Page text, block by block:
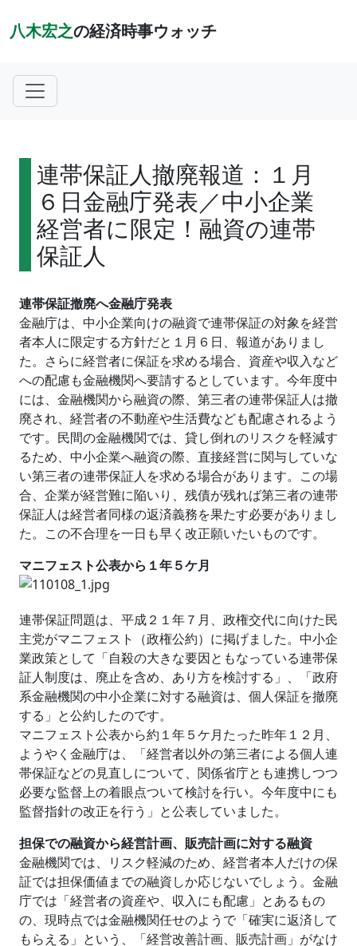
八木宏之の経済時事ウォッチ
連帯保証人撤廃報道：１月
６日金融庁発表／中小企業
経営者に限定！融資の連帯
保証人
連帯保証撤廃へ金融庁発表
金融庁は、中小企業向けの融資で連帯保証の対象を経営
者本人に限定する方針だと１月６日、報道がありまし
た。さらに経営者に保証を求める場合、資産や収入など
への配慮も金融機関へ要請するとしています。今年度中
には、金融機関から融資の際、第三者の連帯保証人は撤
廃され、経営者の不動産や生活費なども配慮されるよう
です。民間の金融機関では、貸し倒れのリスクを軽減す
るため、中小企業へ融資の際、直接経営に関与していな
い第三者の連帯保証人を求める場合があります。この場
合、企業が経営難に陥いり、残債が残れば第三者の連帯
保証人は経営者同様の返済義務を果たす必要がありまし
た。この不合理を一日も早く改正願いたいものです。
マニフェスト公表から１年５ケ月
連帯保証問題は、平成２１年７月、政権交代に向けた民
主党がマニフェスト（政権公約）に掲げました。中小企
業政策として「自殺の大きな要因ともなっている連帯保
証人制度は、廃止を含め、あり方を検討する」、「政府
系金融機関の中小企業に対する融資は、個人保証を撤廃
する」と公約したのです。
マニフェスト公表から約１年５ケ月たった昨年１２月、
ようやく金融庁は、「経営者以外の第三者による個人連
帯保証などの見直しについて、関係省庁とも連携しつつ
必要な監督上の着眼点ついて検討を行い。今年度中にも
監督指針の改正を行う」と公表していました。
担保での融資から経営計画、販売計画に対する融資
金融機関では、リスク軽減のため、経営者本人だけの保
証では担保価値までの融資しか応じないでしょう。金融
庁では「経営者の資産や、収入にも配慮」とあるもの
の、現時点では金融機関任せのようで「確実に返済して
もらえる」という、「経営改善計画、販売計画」がなけ